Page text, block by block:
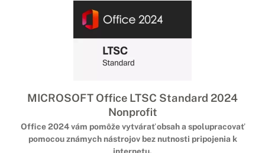
MICROSOFT Office LTSC Standard 2024
Nonprofit
Office 2024 vám pomôže vytvárať obsah a spolupracovať
pomocou známych nástrojov bez nutnosti pripojenia k